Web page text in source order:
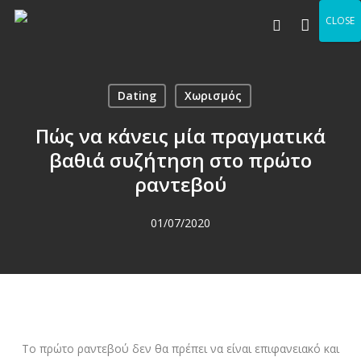
Skip
search
Dating Χωρισμός
Πώς να κάνεις μία πραγματικά
βαθιά συζήτηση στο πρώτο
ραντεβού
01/07/2020
Το πρώτο ραντεβού δεν θα πρέπει να είναι επιφανειακό και
CLOSE